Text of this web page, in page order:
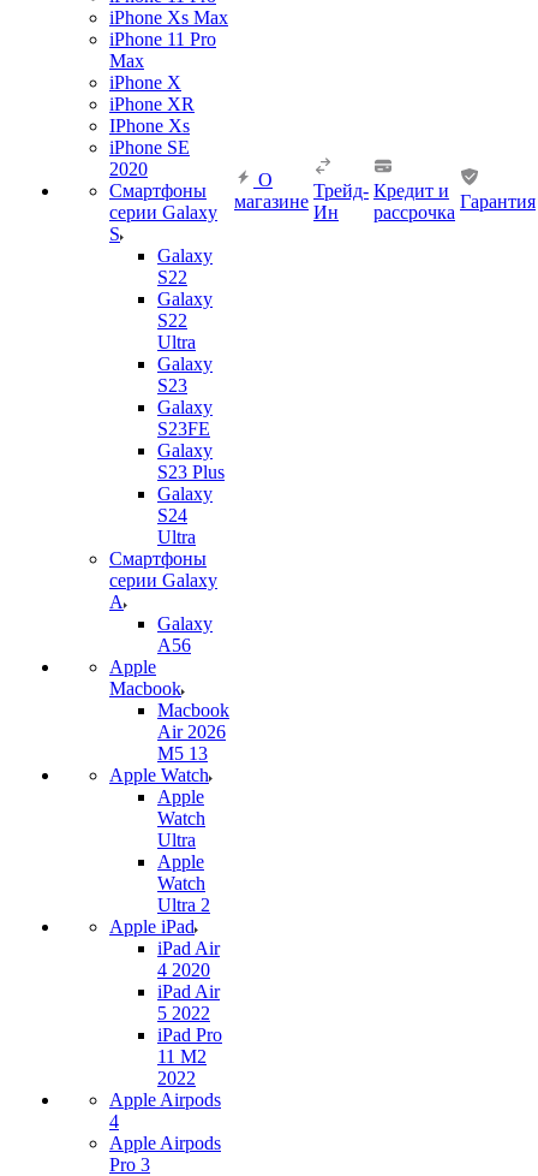
iPhone Xs Max
iPhone 11 Pro
Max
iPhone X
iPhone XR
IPhone Xs
iPhone SE
2020
Смартфоны
серии Galaxy
S
Galaxy
S22
Galaxy
S22
Ultra
Galaxy
S23
Galaxy
S23FE
Galaxy
S23 Plus
Galaxy
S24
Ultra
Смартфоны
серии Galaxy
A
Galaxy
A56
Apple
Macbook
Macbook
Air 2026
M5 13
Apple Watch
Apple
Watch
Ultra
Apple
Watch
Ultra 2
Apple iPad
iPad Air
4 2020
iPad Air
5 2022
iPad Pro
11 M2
2022
Apple Airpods
4
Apple Airpods
Pro 3
О
магазине
Трейд-
Ин
Кредит и
рассрочка
Гарантия